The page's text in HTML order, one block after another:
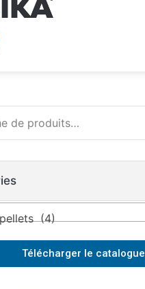
Télécharger le catalogue
(4)